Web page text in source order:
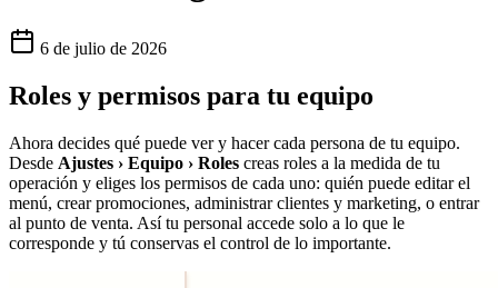
6 de julio de 2026
Roles y permisos para tu equipo
Ahora decides qué puede ver y hacer cada persona de tu equipo.
Desde Ajustes › Equipo › Roles creas roles a la medida de tu
operación y eliges los permisos de cada uno: quién puede editar el
menú, crear promociones, administrar clientes y marketing, o entrar
al punto de venta. Así tu personal accede solo a lo que le
corresponde y tú conservas el control de lo importante.